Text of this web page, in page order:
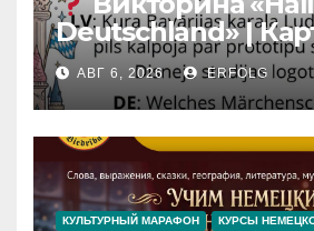
Deutschland» |
№46
Замок
Iedvesmas pils /
Inspiration
АВГ 6, 2026 ERFOLG
КУЛЬТУРНЫЙ МАРАФОН КУРСЫ